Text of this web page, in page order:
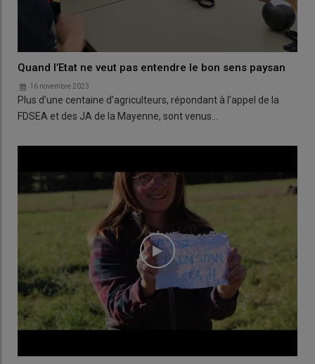
Quand l’Etat ne veut pas entendre le bon sens paysan
16 novembre 2023
Plus d’une centaine d’agriculteurs, répondant à l’appel de la
FDSEA et des JA de la Mayenne, sont venus…